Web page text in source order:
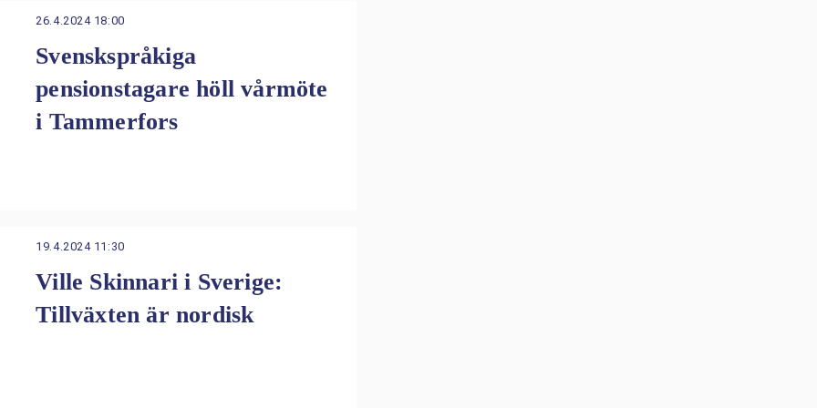
26.4.2024 18:00
Svenskspråkiga
pensionstagare höll vårmöte
i Tammerfors
19.4.2024 11:30
Ville Skinnari i Sverige:
Tillväxten är nordisk